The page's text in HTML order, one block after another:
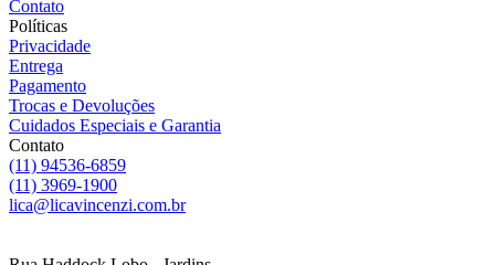
Contato
Políticas
Privacidade
Entrega
Pagamento
Trocas e Devoluções
Cuidados Especiais e Garantia
Contato
(11) 94536-6859
(11) 3969-1900
lica@licavincenzi.com.br